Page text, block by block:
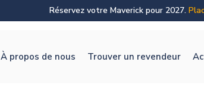
Réservez votre Maverickpour 2027.
À propos de nous Trouver un revendeur